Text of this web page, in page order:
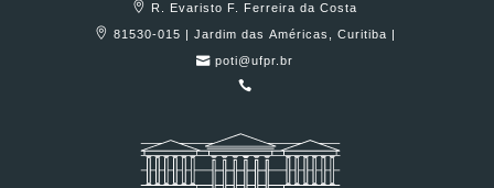
R. Evaristo F. Ferreira da Costa
81530-015 | Jardim das Américas, Curitiba |
poti@ufpr.br